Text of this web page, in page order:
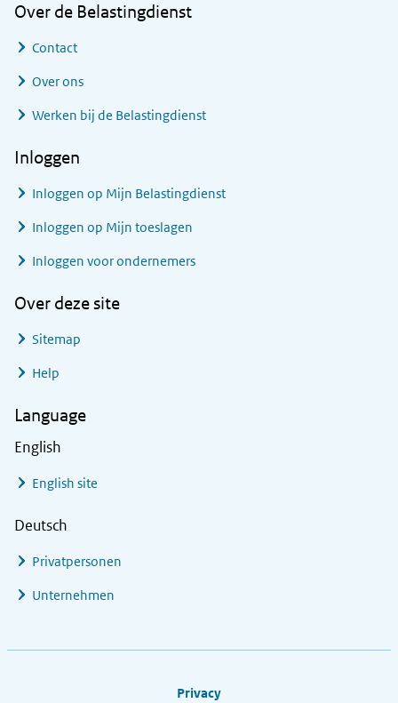
Over de Belastingdienst
Contact
Over ons
Werken bij de Belastingdienst
Inloggen
Inloggen op Mijn Belastingdienst
Inloggen op Mijn toeslagen
Inloggen voor ondernemers
Over deze site
Sitemap
Help
Language
English
English site
Deutsch
Privatpersonen
Unternehmen
Privacy